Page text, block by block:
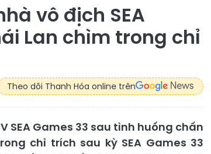
vô địch SEA
Lan chìm trong chỉ
Theo dõi Thanh Hóa online trên
SEA Games 33 sau tình huống chấn
chỉ trích sau kỳ SEA Games 33